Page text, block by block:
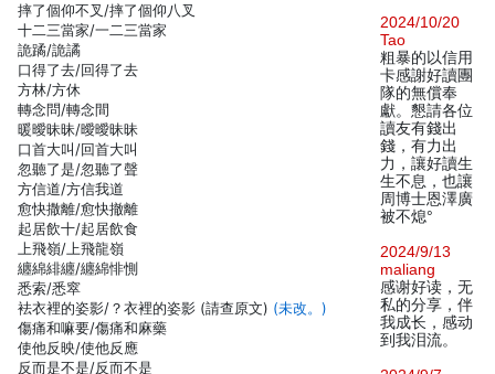
摔了個仰不叉/摔了個仰八叉
十二三當家/一二三當家
詭蹫/詭譎
口得了去/回得了去
方林/方休
轉念問/轉念間
暖曖昧昧/曖曖昧昧
口首大叫/回首大叫
忽聽了是/忽聽了聲
方信道/方信我道
愈快撒離/愈快撤離
起居飲十/起居飲食
上飛嶺/上飛龍嶺
纏綿緋纏/纏綿悱惻
悉索/悉窣
袪衣裡的姿影/？衣裡的姿影 (請查原文) (未改。)
傷痛和嘛要/傷痛和麻藥
使他反映/使他反應
反而是不是/反而不是
2024/10/20
Tao
粗暴的以信用
卡感謝好讀團
隊的無償奉
獻。懇請各位
讀友有錢出
錢，有力出
力，讓好讀生
生不息，也讓
周博士恩澤廣
被不熄°
2024/9/13
maliang
感谢好读，无
私的分享，伴
我成长，感动
到我泪流。